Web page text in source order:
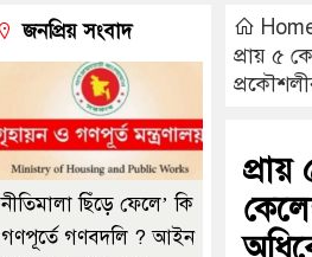
প্রায় ৫
জনপ্রিয় সংবাদ
নীতিমালা ছিঁড়ে ফেলে’ কি
গণপূর্তে গণবদলি ? আইন